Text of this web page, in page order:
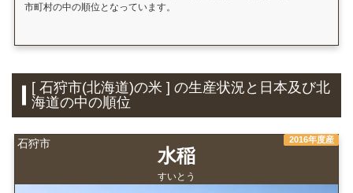
市町村の中の順位となっています。
[ 石狩市(北海道)の米 ] の生産状況と日本及び北
海道の中の順位
石狩市 2016年度産
水稲
すいとう